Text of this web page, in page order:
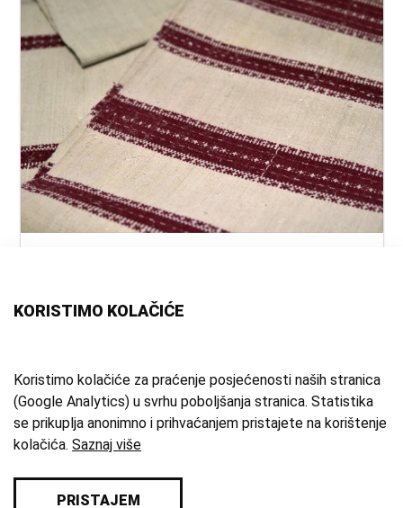
vrsta
ručnik
materijal:
lan ; pamuk ; domaće platno
mjesto:
Domaslovec
zbirka:
Etnografska zbirka
KORISTIMO KOLAČIĆE
Koristimo kolačiće za praćenje posjećenosti naših stranica
(Google Analytics) u svrhu poboljšanja stranica. Statistika
se prikuplja anonimno i prihvaćanjem pristajete na korištenje
kolačića. Saznaj više
PRISTAJEM